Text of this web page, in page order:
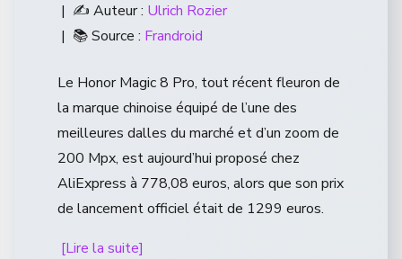
| ✍️ Auteur : Ulrich Rozier
| 📚 Source : Frandroid
Le Honor Magic 8 Pro, tout récent fleuron de
la marque chinoise équipé de l’une des
meilleures dalles du marché et d’un zoom de
200 Mpx, est aujourd’hui proposé chez
AliExpress à 778,08 euros, alors que son prix
de lancement officiel était de 1299 euros.
[Lire la suite]